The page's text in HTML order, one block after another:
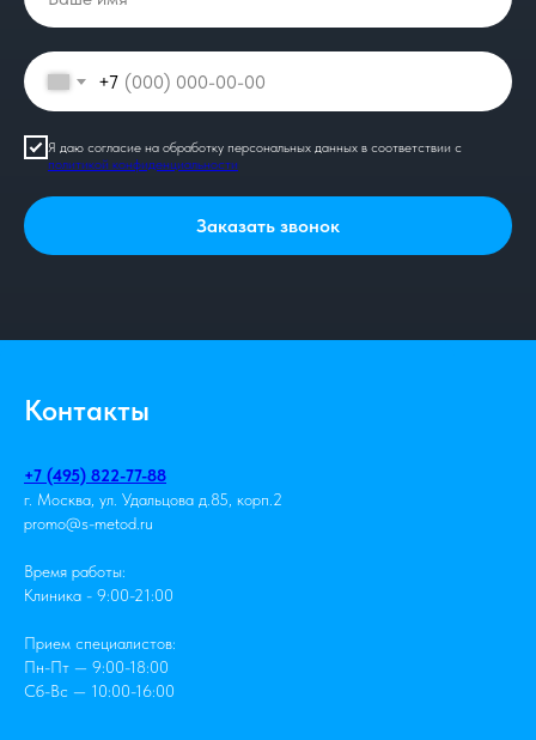
+7
Я даю согласие на обработку персональных данных в соответствии с
политикой конфиденциальности
Заказать звонок
Контакты
+7 (495) 822-77-88
г. Москва, ул. Удальцова д.85, корп.2
promo@s-metod.ru
Время работы:
Клиника - 9:00-21:00
Прием специалистов:
Пн-Пт — 9:00-18:00
Сб-Вс — 10:00-16:00